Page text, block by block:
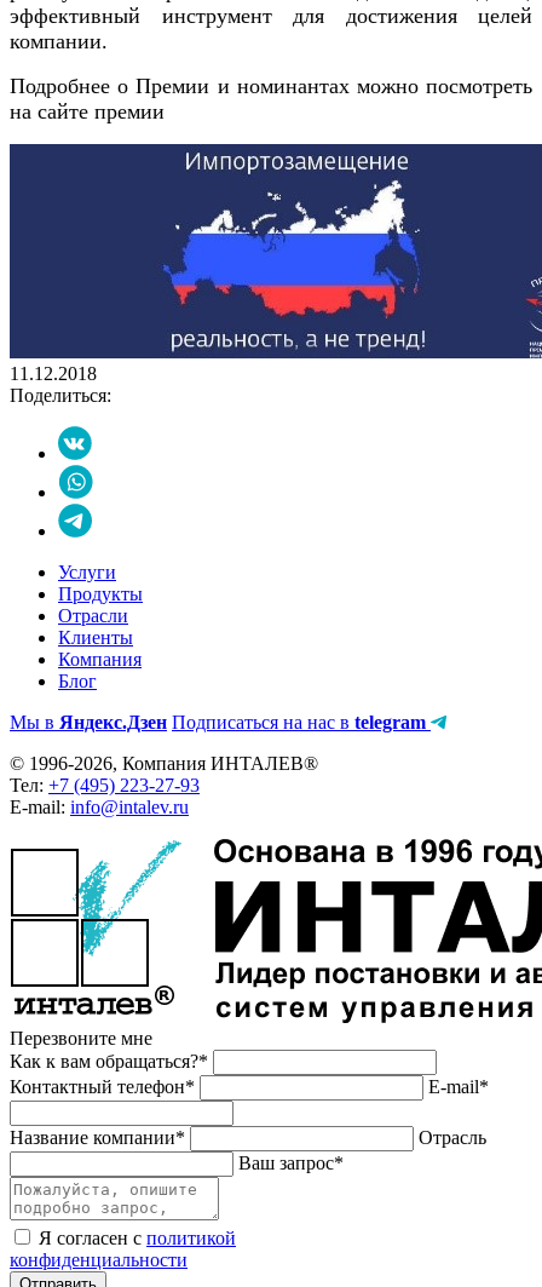
эффективный инструмент для достижения целей
компании.
Подробнее о Премии и номинантах можно посмотреть
на сайте премии
11.12.2018
Поделиться:
Услуги
Продукты
Отрасли
Клиенты
Компания
Блог
Мы в Яндекс.Дзен Подписаться на нас в telegram
© 1996-2026, Компания ИНТАЛЕВ®
Тел: +7 (495) 223-27-93
E-mail: info@intalev.ru
Перезвоните мне
Как к вам обращаться?*
Контактный телефон*
E-mail*
Название компании*
Отрасль
Ваш запрос*
Я согласен с политикой
конфиденциальности